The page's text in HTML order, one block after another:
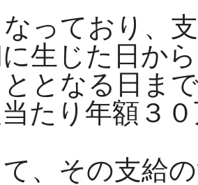
っており、
生じた日か
となる日ま
たり年額３
、その支給